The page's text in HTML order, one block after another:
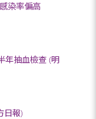
染率偏高
年抽血檢查 (明
日報)